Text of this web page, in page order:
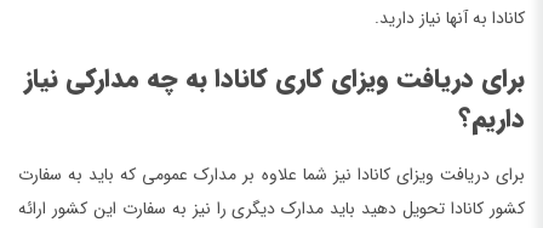
کانادا به آنها نیاز دارید.
برای دریافت ویزای کاری کانادا به چه مدارکی نیاز
داریم؟
برای دریافت ویزای کانادا نیز شما علاوه بر مدارک عمومی که باید به سفارت
کشور کانادا تحویل دهید باید مدارک دیگری را نیز به سفارت این کشور ارائه